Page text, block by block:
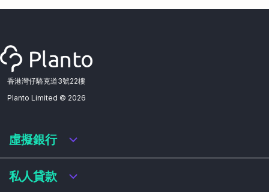
香港灣仔駱克道3號22樓
Planto Limited © 2026
虛擬銀行
虛擬銀行迎新優惠
虛擬銀行存款利率比較
私人貸款